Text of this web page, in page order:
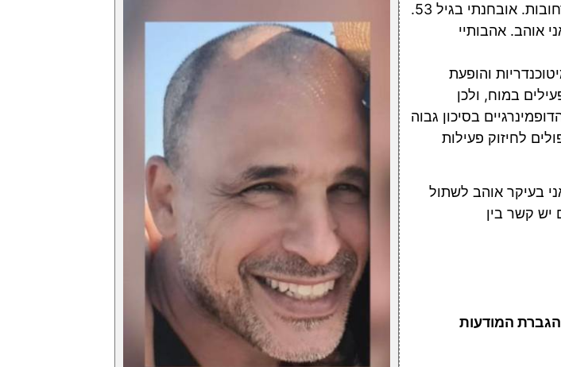
שמי איתן גרוס, בן 58, אב לגיל (22) ולאיל (20), ופרופסור לביולוגיה במכון ויצמן ברחובות. אובחנתי בגיל 53.
אוהב. אהבותיי
והופעת
במוח, ולכן
בסיכון גבוה
לחיזוק פעילות
בעיקר אוהב לשתול
קשר בין
המודעות